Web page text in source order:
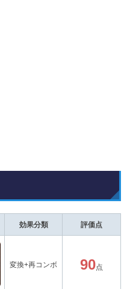
効果分類 評価点
変換+再コンボ 90点